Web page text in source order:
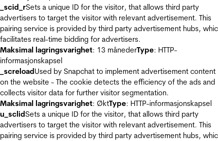
_scid_rSets a unique ID for the visitor, that allows third party
advertisers to target the visitor with relevant advertisement. This
pairing service is provided by third party advertisement hubs,
facilitates real-time bidding for advertisers.
Maksimal lagringsvarighet: 13 månederType: HTTP-
informasjonskapsel
_screloadUsed by Snapchat to implement advertisement content
on the website - The cookie detects the efficiency of the ads and
collects visitor data for further visitor segmentation.
Maksimal lagringsvarighet: ØktType: HTTP-informasjonskapsel
u_sclidSets a unique ID for the visitor, that allows third party
advertisers to target the visitor with relevant advertisement. This
pairing service is provided by third party advertisement hubs,